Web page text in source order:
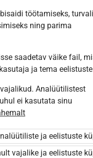
töötamiseks,
ning parima
saadetav väike fail,
ja tema
Analüütilistest
ei kasutata sinu
ja eelistuste
vajalike ja eelistuste